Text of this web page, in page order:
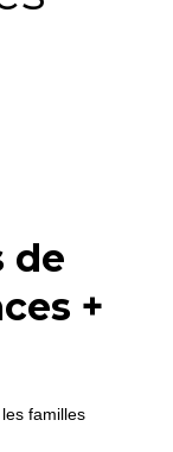
de
+
familles